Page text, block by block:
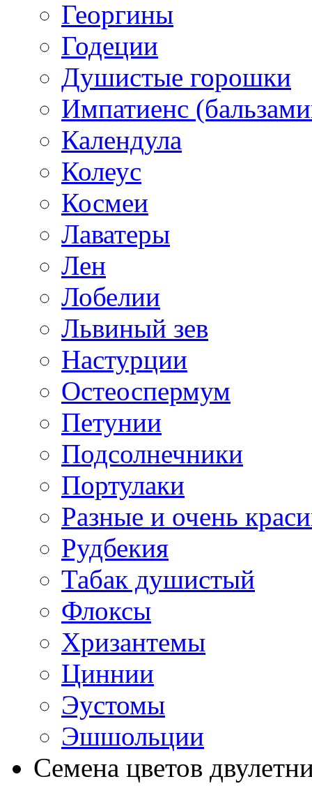
Георгины
Годеции
Душистые горошки
Импатиенс
Календула
Колеус
Космеи
Лаватеры
Лен
Лобелии
Львиный зев
Настурции
Остеоспермум
Петунии
Подсолнечники
Портулаки
Разные и очень
Рудбекия
Табак душистый
Флоксы
Хризантемы
Циннии
Эустомы
Эшшольции
Семена цветов